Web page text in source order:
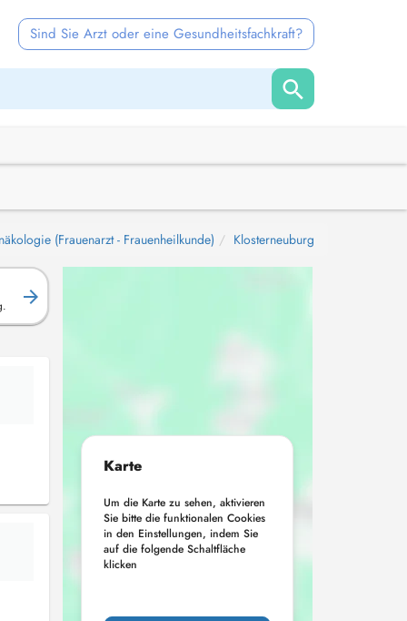
Sind Sie Arzt oder eine Gesundheitsfachkraft?
(Frauenarzt - Frauenheilkunde) Klosterneuburg
Karte
Um die Karte zu sehen, aktivieren
Sie bitte die funktionalen Cookies
in den Einstellungen, indem Sie
auf die folgende Schaltfläche
klicken